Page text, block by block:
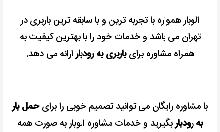
الوبار همواره با تجربه ترین و با سابقه ترین باربری در
تهران می باشد و خدمات خود را با بهترین کیفیت به
همراه مشاوره برایباربری به رودبارارائه می دهد.
با مشاوره رایگان می توانید تصمیم خوبی را برایحمل بار
به رودباربگیرید و خدمات مشاوره الوبار به صورت همه